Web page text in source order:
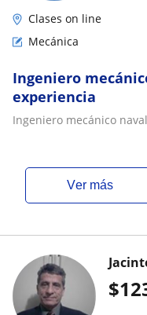
Clases on line
Mecánica
Ingeniero
experiencia
Ingeniero mecánico
ver más
$